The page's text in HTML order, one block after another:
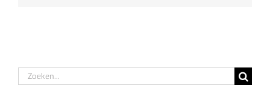
Zoeken
naar: